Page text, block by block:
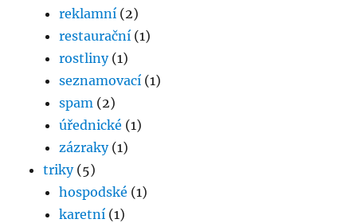
reklamní (2)
restaurační (1)
rostliny(1)
seznamovací (1)
spam (2)
úřednické (1)
zázraky(1)
triky(5)
hospodské (1)
karetní (1)